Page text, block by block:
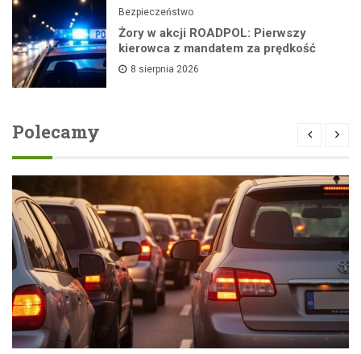
Bezpieczeństwo
Żory w akcji ROADPOL: Pierwszy
kierowca z mandatem za prędkość
8 sierpnia 2026
Polecamy